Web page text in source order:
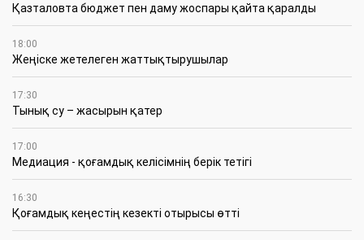
Қазталовта бюджет пен даму жоспары қайта қаралды
18:00
Жеңіске жетелеген жаттықтырушылар
17:30
Тынық су – жасырын қатер
17:00
Медиация - қоғамдық келісімнің берік тетігі
16:30
Қоғамдық кеңестің кезекті отырысы өтті